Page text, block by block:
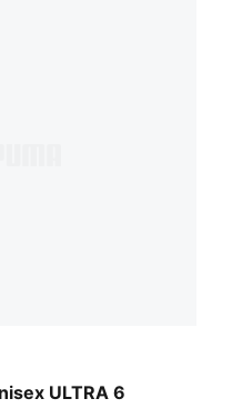
ULTRA 6
White-Sun Stream-